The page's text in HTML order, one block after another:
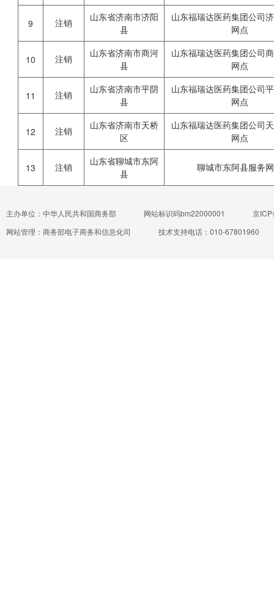
9 注销
山东省济南市济阳
县
山东福瑞达医药集团公司
网点
10 注销
山东省济南市商河
县
山东福瑞达医药集团公司
网点
11 注销
山东省济南市平阴
县
山东福瑞达医药集团公司
网点
12 注销
山东省济南市天桥
区
山东福瑞达医药集团公司
网点
13 注销
山东省聊城市东阿
县
聊城市东阿县服务
主办单位：中华人民共和国商务部 网站标识码bm22000001
京
网站管理：商务部电子商务和信息化司
技术支持电话：010-67801960